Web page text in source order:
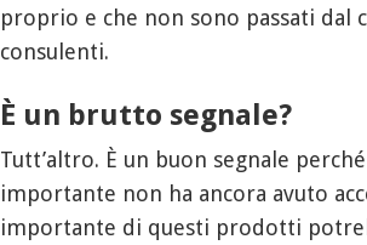
proprio e che non sono passati dal
consulenti.
È un brutto segnale?
Tutt’altro. È un buon segnale
importante non ha ancora avuto
importante di questi prodotti